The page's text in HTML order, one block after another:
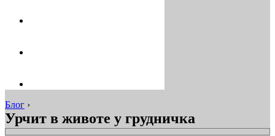
Блог ›
Урчит в животе у грудничка